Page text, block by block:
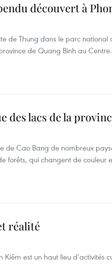
découvert à
de Thung dans le parc national
de Quang Binh au Centre.
lacs de la
de Cao Bang de nombreux
forêts, qui changent de couleur
réalité
est un haut lieu d’activités